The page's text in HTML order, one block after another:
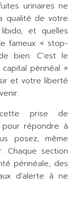
urinaires ne
qualité de votre
et quelles
fameux « stop-
bien. C’est le
périnéal »
et votre liberté
prise de
répondre à
posez, même
Chaque section
périnéale, des
d’alerte à ne